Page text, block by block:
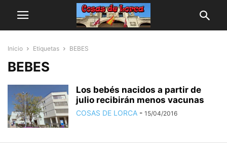
Inicio Etiquetas BEBES
BEBES
Los bebés nacidos a partir de
julio recibirán menos vacunas
COSAS DE LORCA - 15/04/2016